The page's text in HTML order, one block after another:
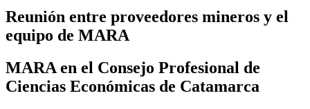
Reunión entre proveedores mineros y el
equipo de MARA
MARA en el Consejo Profesional de
Ciencias Económicas de Catamarca